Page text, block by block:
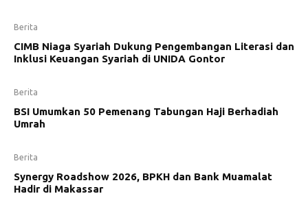
Berita
CIMB Niaga Syariah Dukung Pengembangan Literasi dan
Inklusi Keuangan Syariah di UNIDA Gontor
Berita
BSI Umumkan 50 Pemenang Tabungan Haji Berhadiah
Umrah
Berita
Synergy Roadshow 2026, BPKH dan Bank Muamalat
Hadir di Makassar